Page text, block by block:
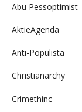
Abu Pessoptimist
AktieAgenda
Anti-Populista
Christianarchy
Crimethinc